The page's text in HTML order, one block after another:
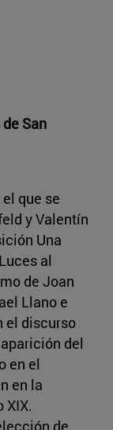
San
que se
y Valentín
Una
al
de Joan
Llano e
el discurso
del
en el
en la
XIX.
de